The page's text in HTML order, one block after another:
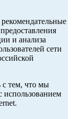
и анализа
сети
с тем, что мы
использованием